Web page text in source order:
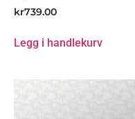
kr739.00
Legg i handlekurv